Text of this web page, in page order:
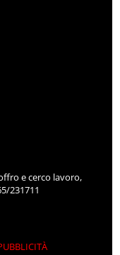
e cerco lavoro,
231711